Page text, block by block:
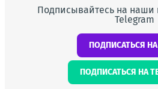
Подписывайтесь на наши
Telegram
ПОДПИСАТЬСЯ
ПОДПИСАТЬСЯ НА